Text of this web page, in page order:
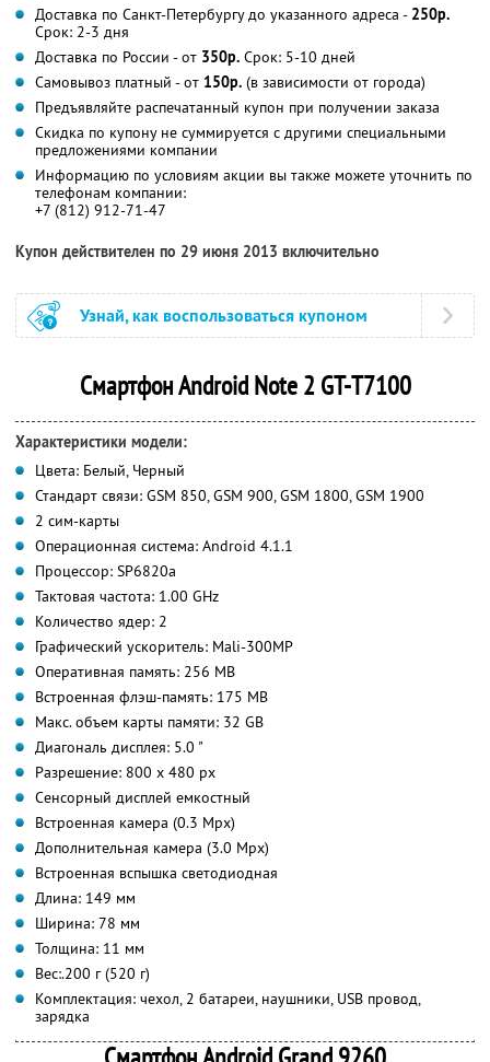
Доставка по Санкт-Петербургу до указанного адреса - 250р.
Срок: 2-3 дня
Доставка по России - от 350р. Срок: 5-10 дней
Самовывоз платный - от 150р. (в зависимости от города)
Предъявляйте распечатанный купон при получении заказа
Скидка по купону не суммируется с другими специальными
предложениями компании
Информацию по условиям акции вы также можете уточнить по
телефонам компании:
+7 (812) 912-71-47
Купон действителен по 29 июня 2013 включительно
Узнай, как воспользоваться купоном
Смартфон Android Note 2 GT-T7100
Характеристики модели:
Цвета: Белый, Черный
Стандарт связи: GSM 850, GSM 900, GSM 1800, GSM 1900
2 сим-карты
Операционная система: Android 4.1.1
Процессор: SP6820a
Тактовая частота: 1.00 GHz
Количество ядер: 2
Графический ускоритель: Mali-300MP
Оперативная память: 256 MB
Встроенная флэш-память: 175 МВ
Макс. объем карты памяти: 32 GB
Диагональ дисплея: 5.0 "
Разрешение: 800 x 480 px
Сенсорный дисплей емкостный
Встроенная камера (0.3 Mpx)
Дополнительная камера (3.0 Mpx)
Встроенная вспышка светодиодная
Длина: 149 мм
Ширина: 78 мм
Толщина: 11 мм
Вес:.200 г (520 г)
Комплектация: чехол, 2 батареи, наушники, USB провод,
зарядка